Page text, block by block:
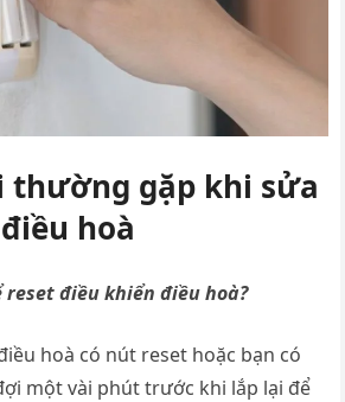
thường gặp khi sửa
hoà
reset điều khiển điều hoà?
hoà có nút reset hoặc bạn có
một vài phút trước khi lắp lại để